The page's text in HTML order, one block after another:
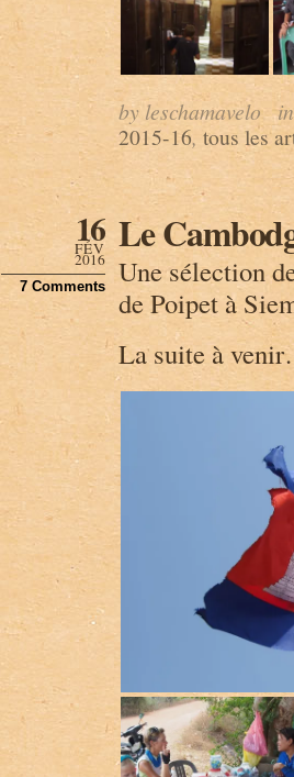
by leschamavelo in
2015-16, tous les
16
FÉV
2016
7 Comments
Le
Une sélection
de Poipet à
La suite à